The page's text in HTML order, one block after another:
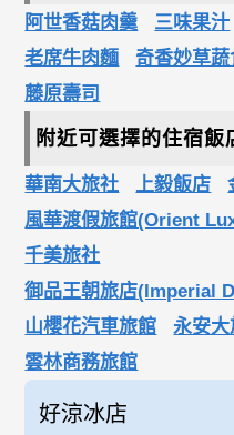
阿世香菇肉羹 三味果汁
老席牛肉麵
奇香妙草蔬
藤原壽司
附近可選擇的住宿飯
華南大旅社 上毅飯店
風華渡假旅館(Orient
千美旅社
御品王朝旅店(Imperial
山櫻花汽車旅館
永安大
雲林商務旅館
好涼冰店